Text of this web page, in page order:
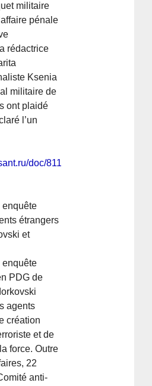
militaire
pénale
rédactrice
Ksenia
militaire de
ont plaidé
l’un
doc/8119558?
enquête
étrangers
et
enquête
PDG de
agents
création
et de
force. Outre
22
anti-